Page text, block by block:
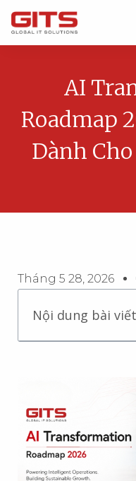
AI
Roadmap
Dành
Tháng 5 28, 2026
Nội dung bài viết